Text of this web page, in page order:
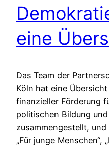
eine
Das Team der
Köln hat eine
finanzieller Förderung
politischen Bildung
zusammengestellt,
„Für junge Menschen“,